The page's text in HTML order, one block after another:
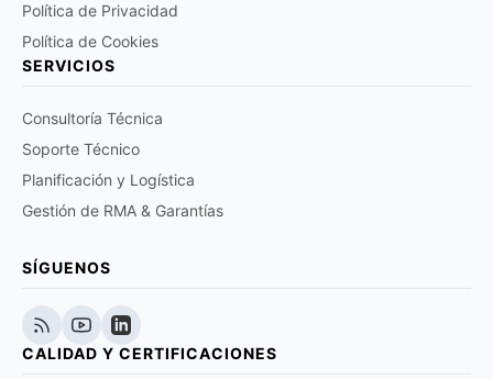
Política de Privacidad
Política de Cookies
SERVICIOS
Consultoría Técnica
Soporte Técnico
Planificación y Logística
Gestión de RMA & Garantías
SÍGUENOS
CALIDAD Y CERTIFICACIONES